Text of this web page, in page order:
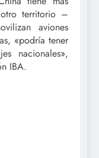
territorio –
aviones
«podría tener
nacionales»,
IBA.